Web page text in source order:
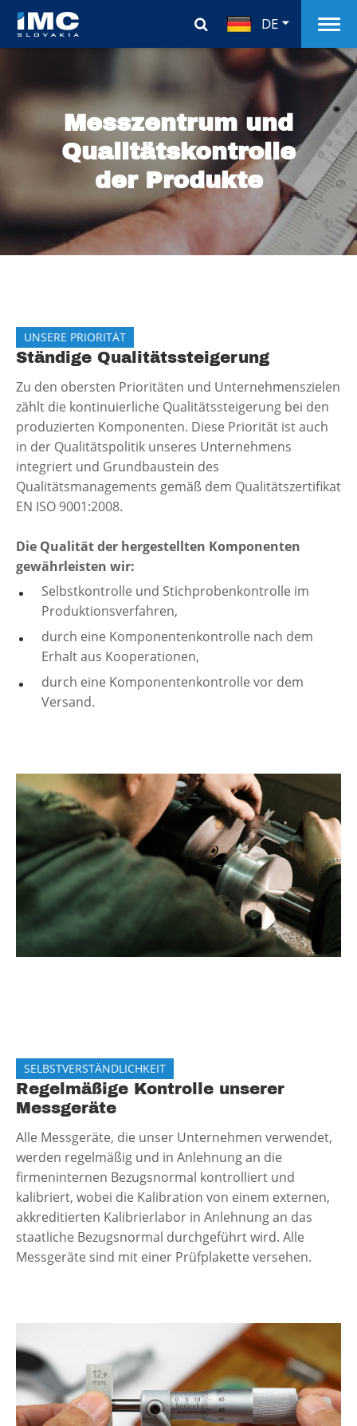
DE
Messzentrum und
Qualitätskontrolle
der Produkte
UNSERE PRIORITÄT
Ständige Qualitätssteigerung
Zu den obersten Prioritäten und Unternehmenszielen
zählt die kontinuierliche Qualitätssteigerung bei den
produzierten Komponenten. Diese Priorität ist auch
in der Qualitätspolitik unseres Unternehmens
integriert und Grundbaustein des
Qualitätsmanagements gemäß dem Qualitätszertifikat
EN ISO 9001:2008.
Die Qualität der hergestellten Komponenten
gewährleisten wir:
Selbstkontrolle und Stichprobenkontrolle im
Produktionsverfahren,
durch eine Komponentenkontrolle nach dem
Erhalt aus Kooperationen,
durch eine Komponentenkontrolle vor dem
Versand.
SELBSTVERSTÄNDLICHKEIT
Regelmäßige Kontrolle unserer
Messgeräte
Alle Messgeräte, die unser Unternehmen verwendet,
werden regelmäßig und in Anlehnung an die
firmeninternen Bezugsnormal kontrolliert und
kalibriert, wobei die Kalibration von einem externen,
akkreditierten Kalibrierlabor in Anlehnung an das
staatliche Bezugsnormal durchgeführt wird. Alle
Messgeräte sind mit einer Prüfplakette versehen.